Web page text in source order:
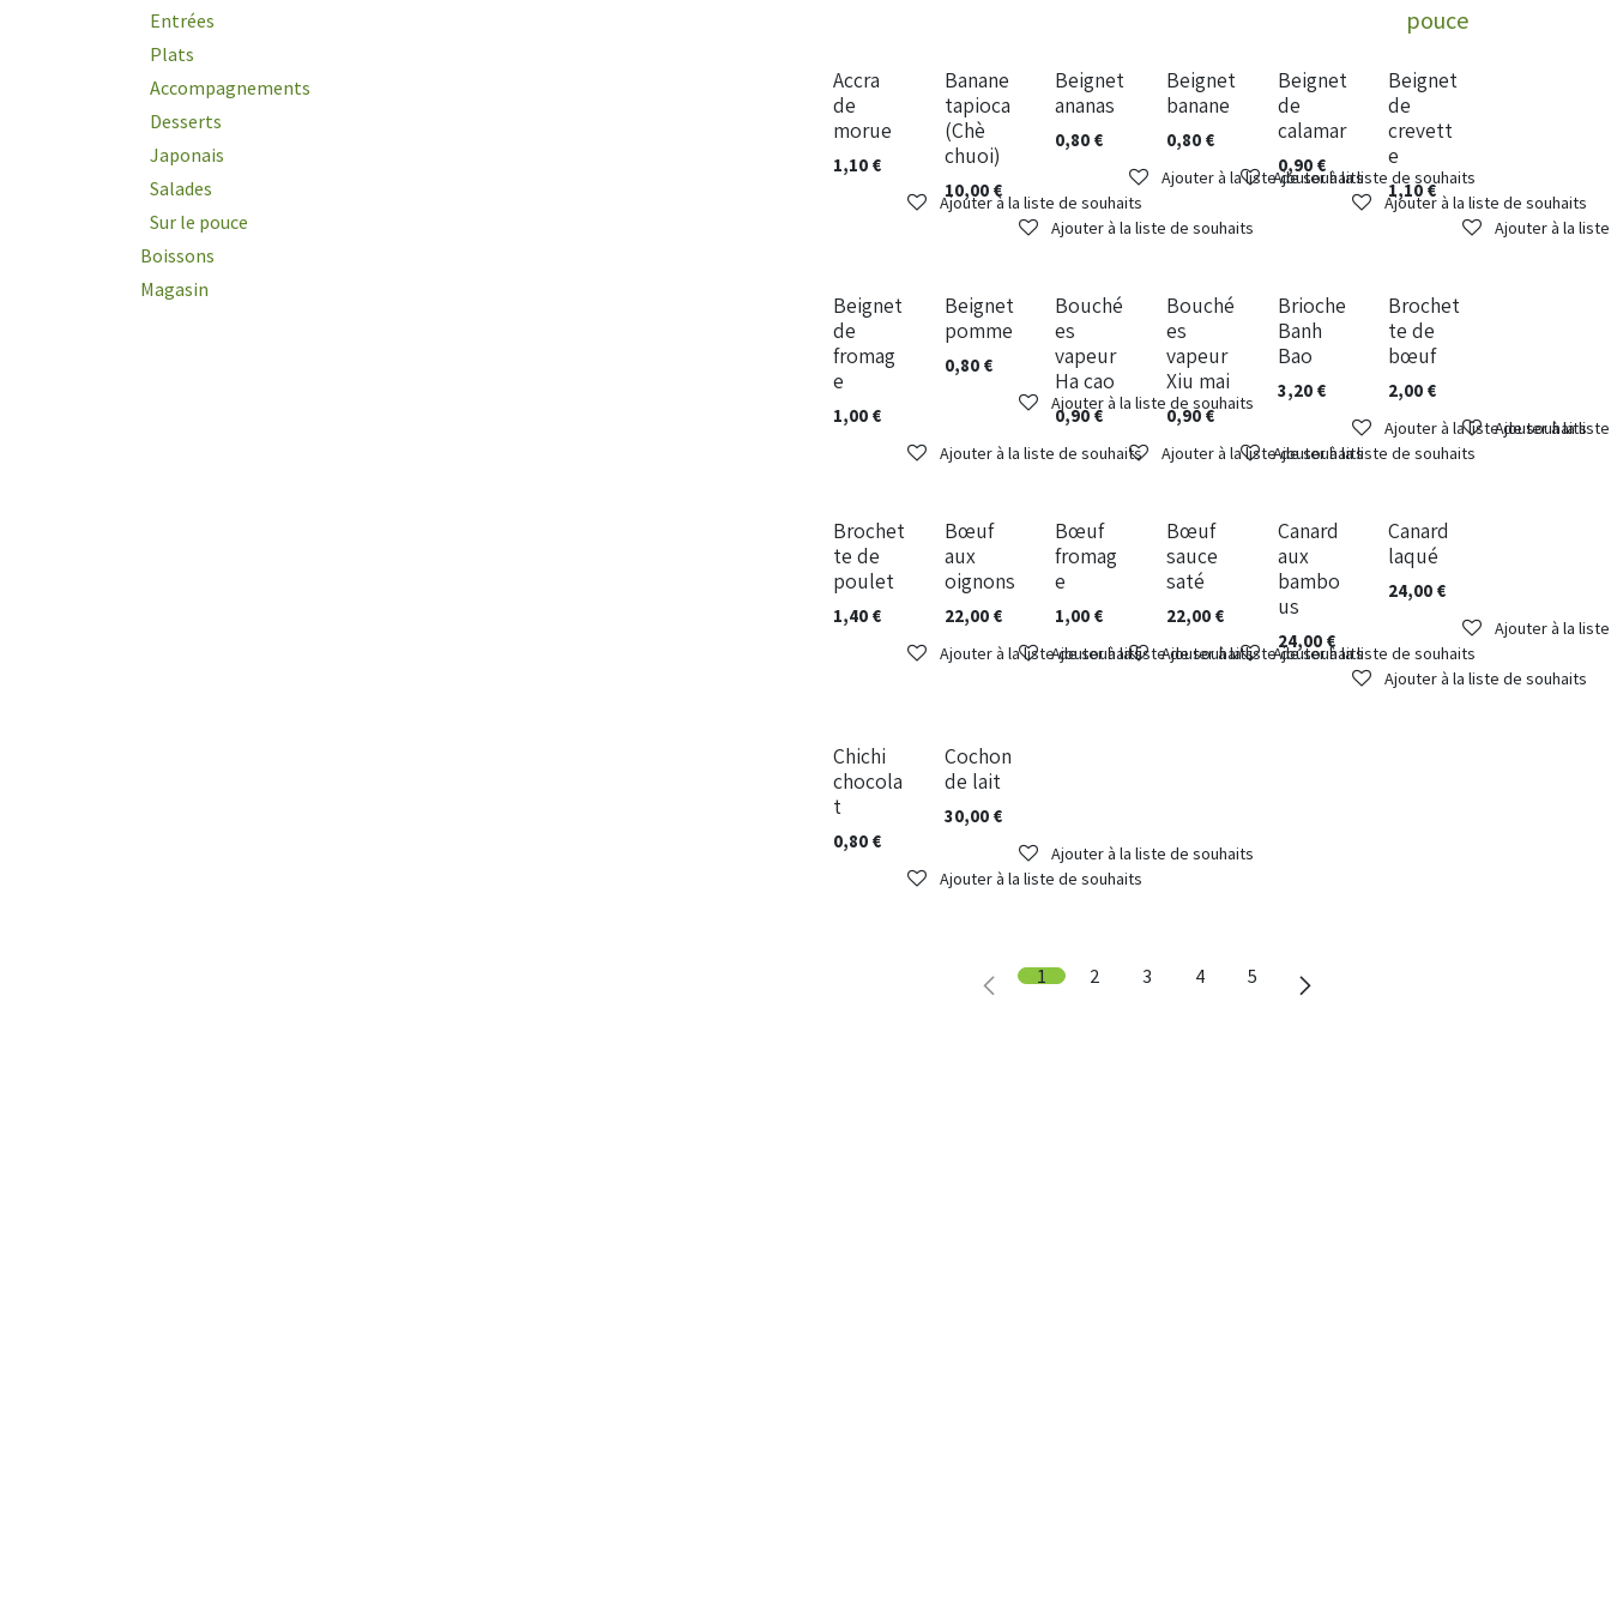
Entrées
Plats
Accompagnements
Desserts
Japonais
Salades
Sur le pouce
Boissons
Magasin
pouce
A la pièce
Accra
de
morue
1,10 €
Ajouter à la liste de souhaits
Au kilos
Banane
tapioca
(Chè
chuoi)
10,00€
Ajouter à la liste de souhaits
A la pièce
Beignet
ananas
0,80 €
Ajouter à la liste de souhaits
A la pièce
Beignet
banane
0,80€
Ajouter à la liste de souhaits
A la pièce
Beignet
de
calamar
0,90€
Ajouter à la liste de souhaits
A la pièce
Beignet
de
crevett
e
1,10€
Ajouter à la
A la pièce
Beignet
de
fromag
e
1,00 €
Ajouter à la liste de souhaits
A la pièce
Beignet
pomme
0,80€
Ajouter à la liste de souhaits
A la pièce
Bouché
es
vapeur
Ha cao
0,90€
Ajouter à la liste de souhaits
A la pièce
Bouché
es
vapeur
Xiu mai
0,90€
Ajouter à la liste de souhaits
A la pièce
Brioche
Banh
Bao
3,20€
Ajouter à la liste de souhaits
A la pièce
Brochet
te de
bœuf
2,00 €
Ajouter à la
A la pièce
Brochet
te de
poulet
1,40 €
Ajouter à la liste de souhaits
Au kilos
Bœuf
aux
oignons
22,00€
Ajouter à la liste de souhaits
A la pièce
Bœuf
fromag
e
1,00 €
Ajouter à la liste de souhaits
Au kilos
Bœuf
sauce
saté
22,00€
Ajouter à la liste de souhaits
Au kilos
Canard
aux
bambo
us
24,00€
Ajouter à la liste de souhaits
Au kilos
Canard
laqué
24,00 €
Ajouter à la
A la pièce
Chichi
chocola
t
0,80 €
Ajouter à la liste de souhaits
Au kilos
Cochon
de lait
30,00€
Ajouter à la liste de souhaits
1 2 3 4 5